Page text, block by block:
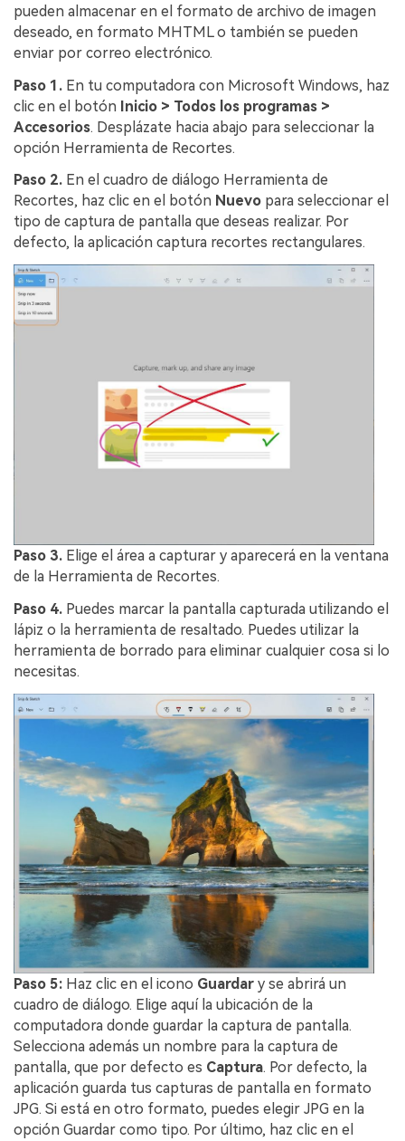
pueden almacenar en el formato de archivo de imagen
deseado, en formato MHTML o también se pueden
enviar por correo electrónico.
Paso 1. En tu computadora con Microsoft Windows, haz
clic en el botón Inicio > Todos los programas >
Accesorios. Desplázate hacia abajo para seleccionar la
opción Herramienta de Recortes.
Paso 2. En el cuadro de diálogo Herramienta de
Recortes, haz clic en el botón Nuevo para seleccionar el
tipo de captura de pantalla que deseas realizar. Por
defecto, la aplicación captura recortes rectangulares.
Paso 3. Elige el área a capturar y aparecerá en la ventana
de la Herramienta de Recortes.
Paso 4. Puedes marcar la pantalla capturada utilizando el
lápiz o la herramienta de resaltado. Puedes utilizar la
herramienta de borrado para eliminar cualquier cosa si lo
necesitas.
Paso 5: Haz clic en el icono Guardar y se abrirá un
cuadro de diálogo. Elige aquí la ubicación de la
computadora donde guardar la captura de pantalla.
Selecciona además un nombre para la captura de
pantalla, que por defecto es Captura. Por defecto, la
aplicación guarda tus capturas de pantalla en formato
JPG. Si está en otro formato, puedes elegir JPG en la
opción Guardar como tipo. Por último, haz clic en el